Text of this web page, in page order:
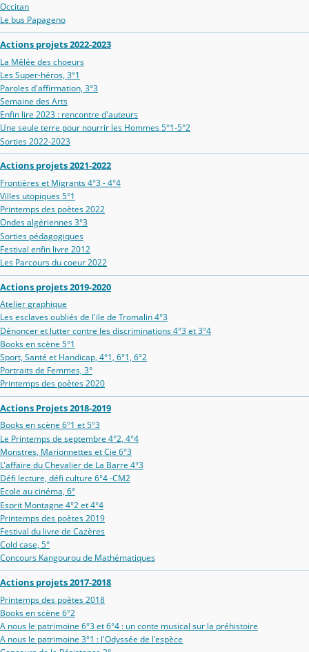
Occitan
Le bus Papageno
Actions projets 2022-2023
La Mêlée des choeurs
Les Super-héros, 3°1
Paroles d'affirmation, 3°3
Semaine des Arts
Enfin lire 2023 : rencontre d'auteurs
Une seule terre pour nourrir les Hommes 5°1-5°2
Sorties 2022-2023
Actions projets 2021-2022
Frontières et Migrants 4°3 - 4°4
Villes utopiques 5°1
Printemps des poètes 2022
Ondes algériennes 3°3
Sorties pédagogiques
Festival enfin livre 2012
Les Parcours du coeur 2022
Actions projets 2019-2020
Atelier graphique
Les esclaves oubliés de l'ïle de Tromalin 4°3
Dénoncer et lutter contre les discriminations 4°3 et 3°4
Books en scène 5°1
Sport, Santé et Handicap, 4°1, 6°1, 6°2
Portraits de Femmes, 3°
Printemps des poètes 2020
Actions Projets 2018-2019
Books en scène 6°1 et 5°3
Le Printemps de septembre 4°2, 4°4
Monstres, Marionnettes et Cie 6°3
L'affaire du Chevalier de La Barre 4°3
Défi lecture, défi culture 6°4 -CM2
Ecole au cinéma, 6°
Esprit Montagne 4°2 et 4°4
Printemps des poètes 2019
Festival du livre de Cazères
Cold case, 5°
Concours Kangourou de Mathématiques
Actions projets 2017-2018
Printemps des poètes 2018
Books en scène 6°2
A nous le patrimoine 6°3 et 6°4 : un conte musical sur la préhistoire
A nous le patrimoine 3°1 : l'Odyssée de l'espèce